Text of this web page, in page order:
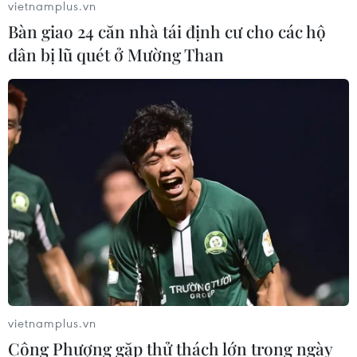
Hàn Quốc xác nhận Triều Tiên
phóng ít nhất 1 tên lửa đạn đạo tầm
ngắn
06/08/2026 09:41
Quân đội Hàn Quốc thông báo Triều
Tiên phóng vật thể chưa xác định
06/08/2026 08:31
Dấu mốc quan trọng trong quan hệ
Việt Nam-Australia
06/08/2026 08:29
vietnamplus.vn
Bàn giao 24 căn nhà tái định cư cho các hộ
dân bị lũ quét ở Mường Than
vietnamplus.vn
Công Phượng gặp thử thách lớn trong ngày